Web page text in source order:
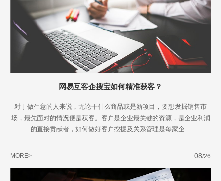
网易互客企搜宝如何精准获客？
对于做生意的人来说，无论干什么商品或是新项目，要想发掘销售市
场，最先面对的情况便是获客。客户是企业最关键的资源，是企业利润
的直接贡献者，如何做好客户挖掘及关系管理是每家企...
MORE> 08/26